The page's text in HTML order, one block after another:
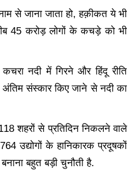
से जाना जाता हो, हक़ीकत ये भी
45 करोड़ लोगों के कचड़े को भी
नदी में गिरने और हिंदू रीति
संस्कार किए जाने से नदी का
शहरों से प्रतिदिन निकलने वाले
उद्योगों के हानिकारक प्रदूषकों
बहुत बड़ी चुनौती है.